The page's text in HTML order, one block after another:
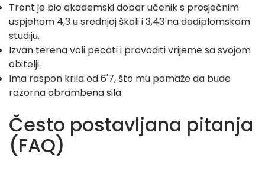
Trent je bio akademski dobar učenik s prosječnim
uspjehom 4,3 u srednjoj školi i 3,43 na dodiplomskom
studiju.
Izvan terena voli pecati i provoditi vrijeme sa svojom
obitelji.
Ima raspon krila od 6'7, što mu pomaže da bude
razorna obrambena sila.
Često postavljana pitanja
(FAQ)